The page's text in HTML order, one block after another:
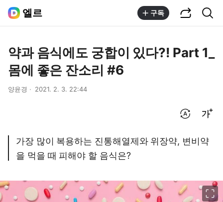
엘르 구독
약과 음식에도 궁합이 있다?! Part 1_
몸에 좋은 잔소리 #6
양윤경 2021. 2. 3. 22:44
가장 많이 복용하는 진통해열제와 위장약, 변비약
을 먹을 때 피해야 할 음식은?